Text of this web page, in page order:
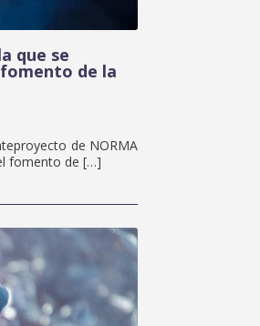
que se
de la
de NORMA
fomento de […]